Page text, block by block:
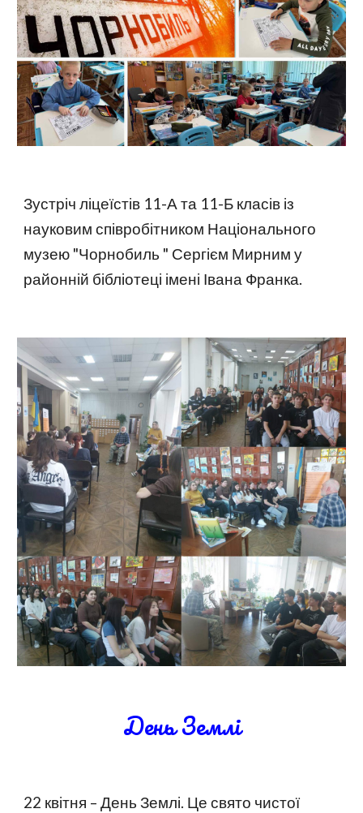
Зустріч ліцеїстів 11-А та 11-Б класів із
науковим співробітником Національного
музею "Чорнобиль " Сергієм Мирним у
районній бібліотеці імені Івана Франка.
ДеньЗемлі
22 квітня – День Землі. Це свято чистої